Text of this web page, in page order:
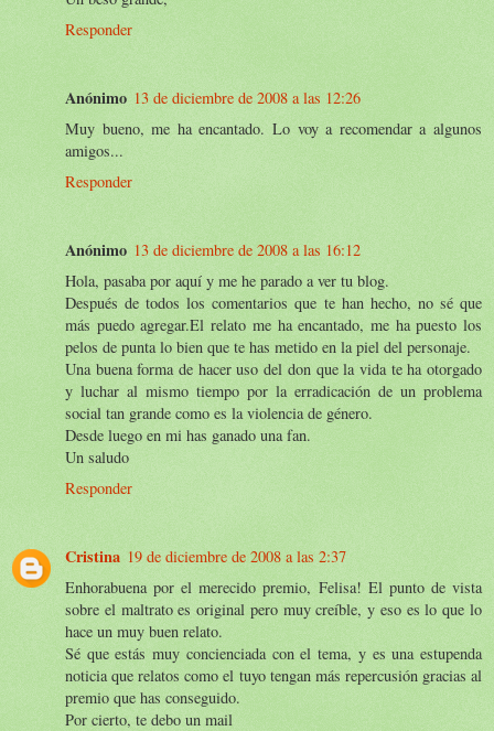
Responder
Anónimo 13 de diciembre de 2008 a las 12:26
Muy bueno, me ha encantado. Lo voy a recomendar a algunos
amigos...
Responder
Anónimo 13 de diciembre de 2008 a las 16:12
Hola, pasaba por aquí y me he parado a ver tu blog.
Después de todos los comentarios que te han hecho, no sé que
más puedo agregar.El relato me ha encantado, me ha puesto los
pelos de punta lo bien que te has metido en la piel del personaje.
Una buena forma de hacer uso del don que la vida te ha otorgado
y luchar al mismo tiempo por la erradicación de un problema
social tan grande como es la violencia de género.
Desde luego en mi has ganado una fan.
Un saludo
Responder
Cristina 19 de diciembre de 2008 a las 2:37
Enhorabuena por el merecido premio, Felisa! El punto de vista
sobre el maltrato es original pero muy creíble, y eso es lo que lo
hace un muy buen relato.
Sé que estás muy concienciada con el tema, y es una estupenda
noticia que relatos como el tuyo tengan más repercusión gracias al
premio que has conseguido.
Por cierto, te debo un mail